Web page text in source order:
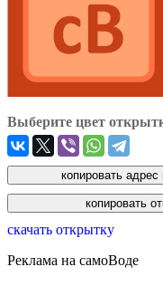
Выберите цвет
скачать открытку
Реклама на самоВоде